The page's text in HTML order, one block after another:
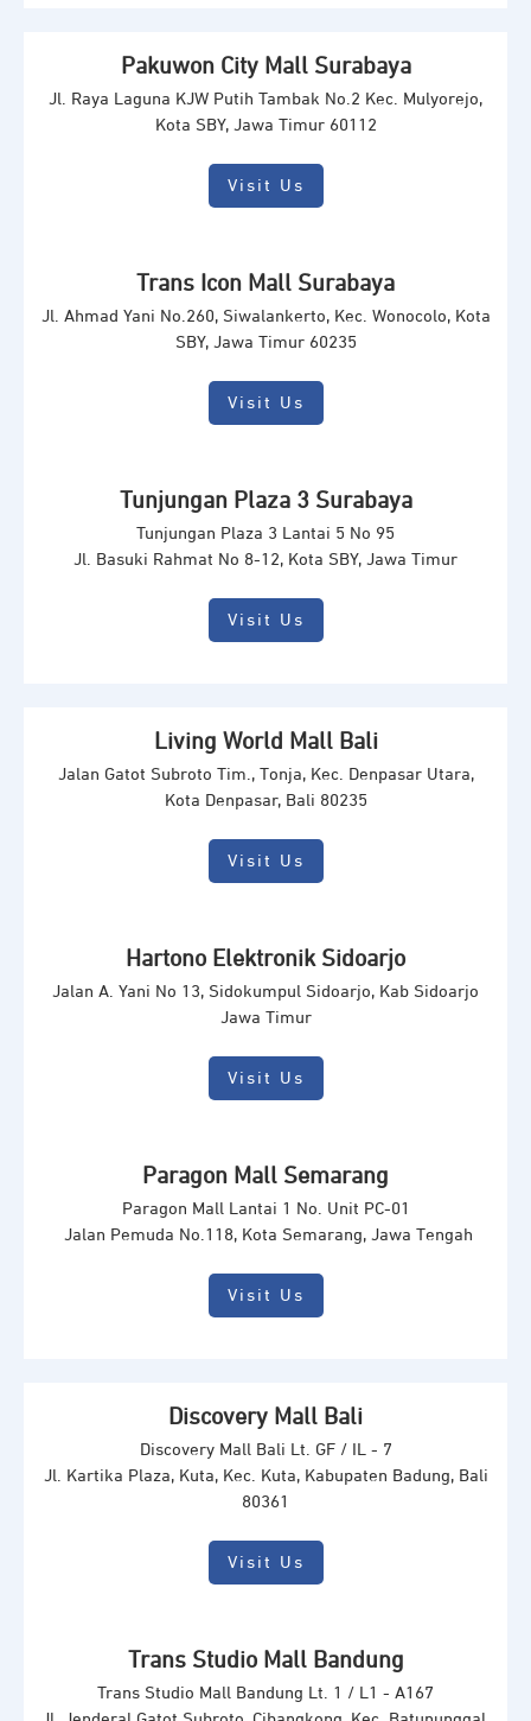
Pakuwon City Mall Surabaya
Jl. Raya Laguna KJW Putih Tambak No.2 Kec. Mulyorejo,
Kota SBY, Jawa Timur 60112
Visit Us
Trans Icon Mall Surabaya
Jl. Ahmad Yani No.260, Siwalankerto, Kec. Wonocolo, Kota
SBY, Jawa Timur 60235
Visit Us
Tunjungan Plaza 3 Surabaya
Tunjungan Plaza 3 Lantai 5 No 95
Jl. Basuki Rahmat No 8-12, Kota SBY, Jawa Timur
Visit Us
Living World Mall Bali
Jalan Gatot Subroto Tim., Tonja, Kec. Denpasar Utara,
Kota Denpasar, Bali 80235
Visit Us
Hartono Elektronik Sidoarjo
Jalan A. Yani No 13, Sidokumpul Sidoarjo, Kab Sidoarjo
Jawa Timur
Visit Us
Paragon Mall Semarang
Paragon Mall Lantai 1 No. Unit PC-01
Jalan Pemuda No.118, Kota Semarang, Jawa Tengah
Visit Us
Discovery Mall Bali
Discovery Mall Bali Lt. GF / IL - 7
Jl. Kartika Plaza, Kuta, Kec. Kuta, Kabupaten Badung, Bali
80361
Visit Us
Trans Studio Mall Bandung
Trans Studio Mall Bandung Lt. 1 / L1 - A167